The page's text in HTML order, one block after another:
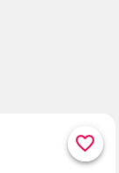
favorite_border